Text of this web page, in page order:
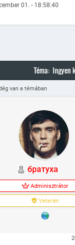
01. - 18:58:40
Téma: Ingyen
Netflix előfizetői
van a témában
братуха
Adminisztrátor
Veterán